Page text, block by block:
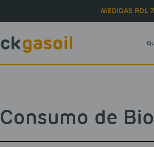
MEDIDAS RDL
Consumo de